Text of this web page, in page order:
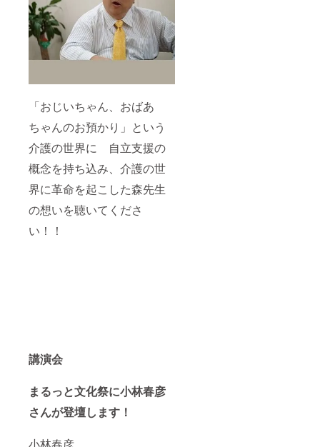
「おじいちゃん、おばあ
ちゃんのお預かり」という
介護の世界に 自立支援の
概念を持ち込み、介護の世
界に革命を起こした森先生
の想いを聴いてくださ
い！！
講演会
まるっと文化祭に小林春彦
さんが登壇します！